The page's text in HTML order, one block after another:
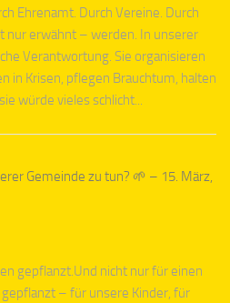
Ehrenamt. Durch Vereine. Durch
nur erwähnt – werden. In unserer
Verantwortung. Sie organisieren
in Krisen, pflegen Brauchtum, halten
würde vieles schlicht...
Gemeinde zu tun? 🌱 – 15. März,
gepflanzt.Und nicht nur für einen
– für unsere Kinder, für